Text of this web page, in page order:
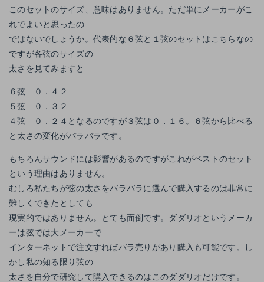
このセットのサイズ、意味はありません。ただ単にメーカーがこ
れでよいと思ったの
ではないでしょうか。代表的な６弦と１弦のセットはこちらなの
ですが各弦のサイズの
太さを見てみますと
６弦 ０．４２
５弦 ０．３２
４弦 ０．２４となるのですが３弦は０．１６。６弦から比べる
と太さの変化がバラバラです。
もちろんサウンドには影響があるのですがこれがベストのセット
という理由はありません。
むしろ私たちが弦の太さをバラバラに選んで購入するのは非常に
難しくできたとしても
現実的ではありません。とても面倒です。ダダリオというメーカ
ーは弦では大メーカーで
インターネットで注文すればバラ売りがあり購入も可能です。し
かし私の知る限り弦の
太さを自分で研究して購入できるのはこのダダリオだけです。